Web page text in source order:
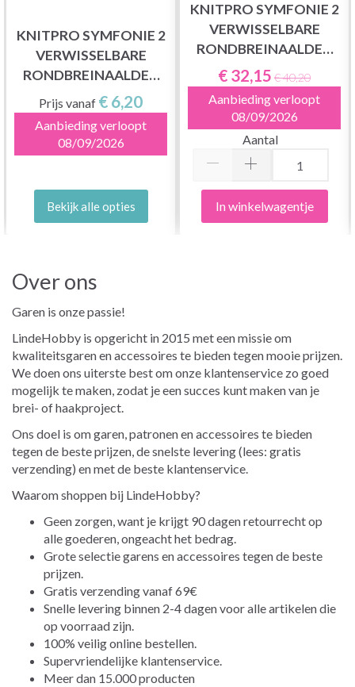
KNITPRO SYMFONIE 2
VERWISSELBARE
RONDBREINAALDEN
(5, 10 EN 13 CM)
Prijs vanaf € 6,20
Aanbieding verloopt
08/09/2026
Bekijk alle opties
KNITPRO SYMFONIE 2
VERWISSELBARE
RONDBREINAALDEN
SET, STARTER SET, 13
CM
€ 32,15 € 40,20
Aanbieding verloopt
08/09/2026
Aantal
In winkelwagentje
Over ons
Garen is onze passie!
LindeHobby is opgericht in 2015 met een missie om
kwaliteitsgaren en accessoires te bieden tegen mooie prijzen.
We doen ons uiterste best om onze klantenservice zo goed
mogelijk te maken, zodat je een succes kunt maken van je
brei- of haakproject.
Ons doel is om garen, patronen en accessoires te bieden
tegen de beste prijzen, de snelste levering (lees: gratis
verzending) en met de beste klantenservice.
Waarom shoppen bij LindeHobby?
Geen zorgen, want je krijgt 90 dagen retourrecht op
alle goederen, ongeacht het bedrag.
Grote selectie garens en accessoires tegen de beste
prijzen.
Gratis verzending vanaf 69€
Snelle levering binnen 2-4 dagen voor alle artikelen die
op voorraad zijn.
100% veilig online bestellen.
Supervriendelijke klantenservice.
Meer dan 15.000 producten